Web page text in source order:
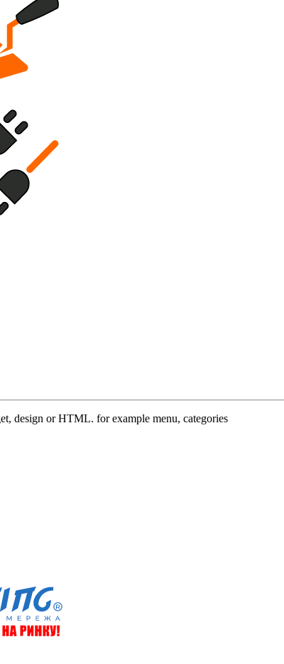
design or HTML. for example menu, categories